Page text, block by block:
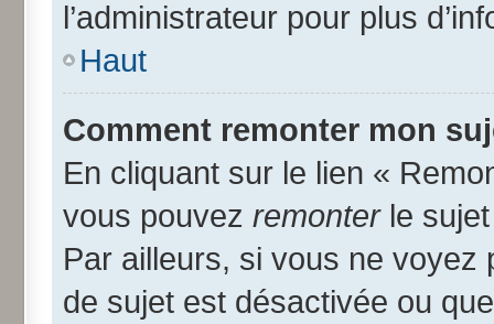
l’administrateur pour plus
Haut
Comment remonter mon
En cliquant sur le lien «
vous pouvez remonterle sujet
Par ailleurs, si vous ne voyez
de sujet est désactivée ou